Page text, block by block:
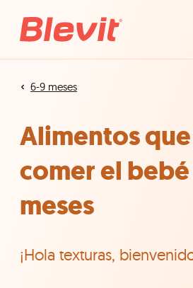
6-9 meses
Alimentos
comer el bebé
meses
¡Hola texturas,